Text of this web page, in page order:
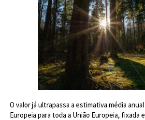
O valor já ultrapassa a estimativa média
Europeia para toda a União Europeia, fixada